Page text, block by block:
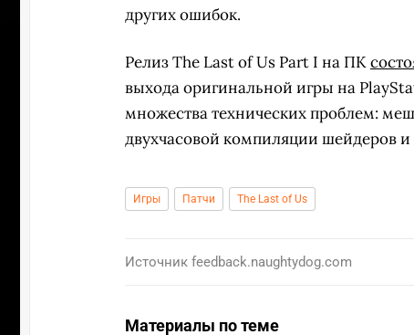
других ошибок.
Релиз The Last of Us Part I на ПК
выхода оригинальной игры на
множества технических проблем:
двухчасовой компиляции шейдеров
Игры Патчи The Last of Us
Источник feedback.naughtydog.com
Материалы по теме